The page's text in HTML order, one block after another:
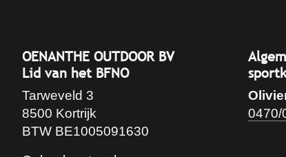
OENANTHE OUTDOOR BV
Lid van het BFNO
Tarweveld 3
8500 Kortrijk
BTW BE1005091630
0470/